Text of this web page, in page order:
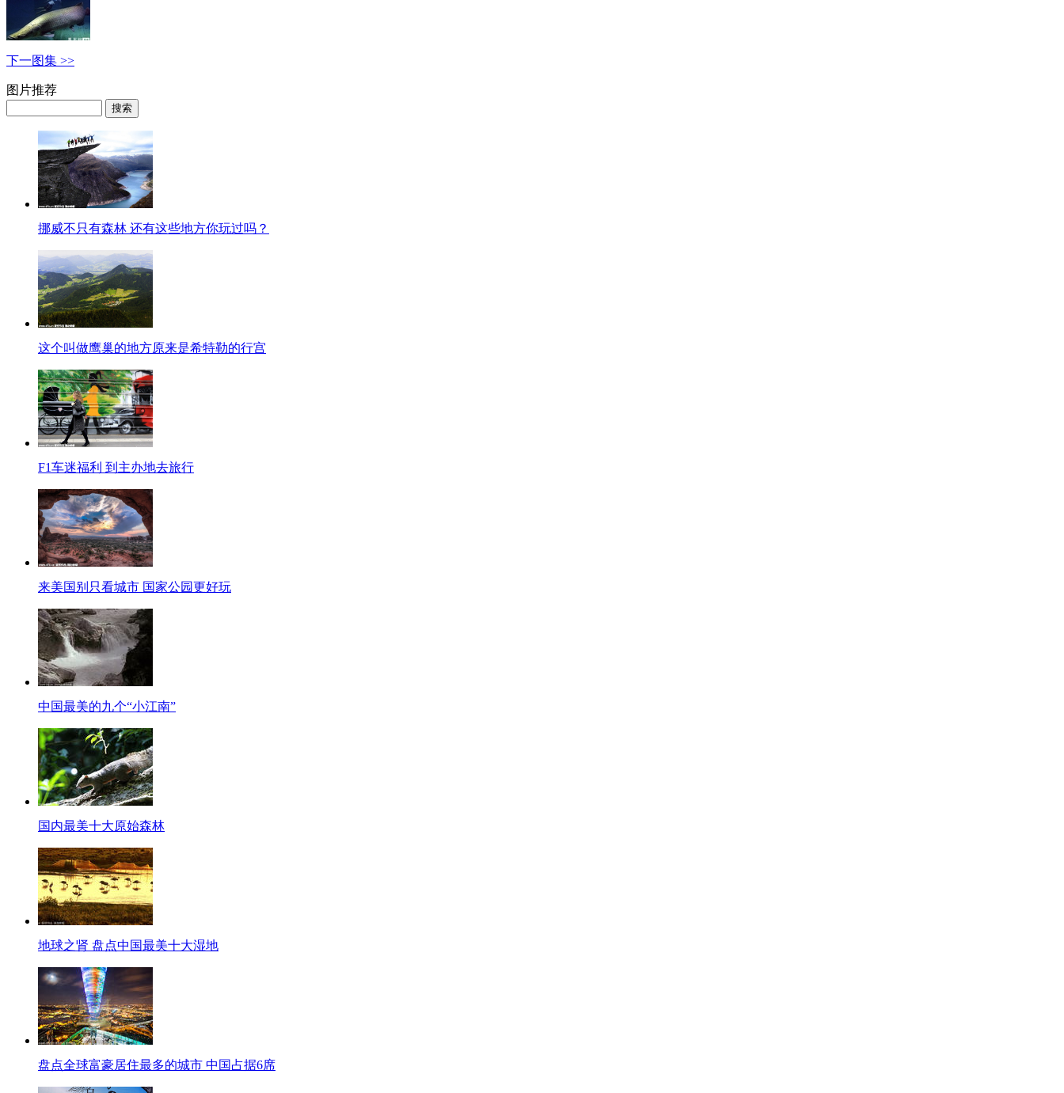
下一图集 >>
图片推荐
挪威不只有森林 还有这些地方你玩过吗？
这个叫做鹰巢的地方原来是希特勒的行宫
F1车迷福利 到主办地去旅行
来美国别只看城市 国家公园更好玩
中国最美的九个“小江南”
国内最美十大原始森林
地球之肾 盘点中国最美十大湿地
盘点全球富豪居住最多的城市 中国占据6席